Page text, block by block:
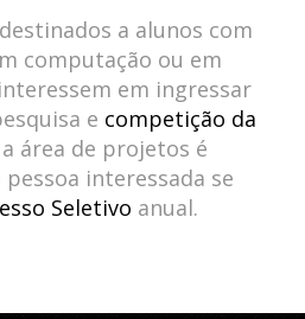
a alunos com
computação ou em
em ingressar
e competição da
a área de projetos é
pessoa interessada se
Seletivo anual.